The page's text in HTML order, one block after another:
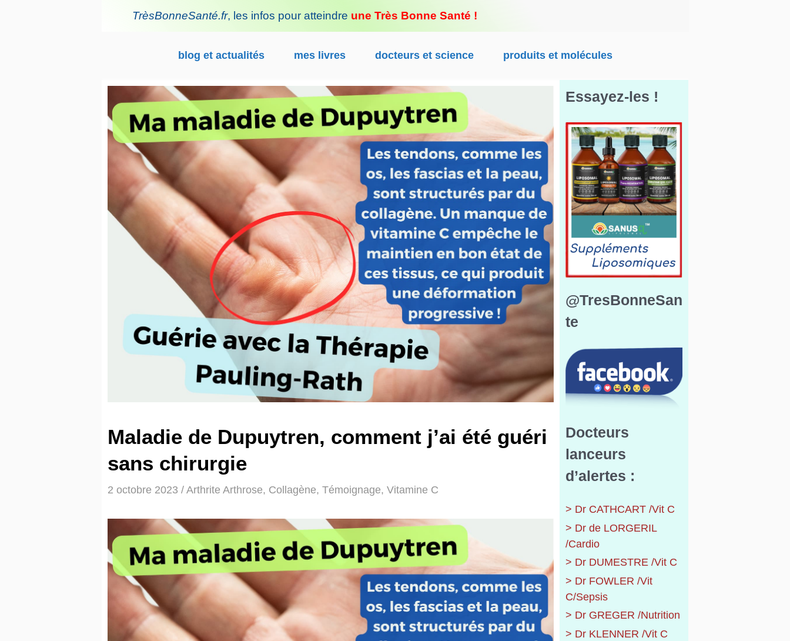
TrèsBonneSanté.fr, les infos pour atteindre une Très Bonne Santé !
blog et actualités mes livres docteurs et science produits et molécules
Maladie de Dupuytren, comment j’ai été guéri
sans chirurgie
2 octobre 2023 / Arthrite Arthrose, Collagène, Témoignage, Vitamine C
Essayez-les !
@TresBonneSan
te
Docteurs
lanceurs
d’alertes :
> Dr CATHCART /Vit C
> Dr de LORGERIL
/Cardio
> Dr DUMESTRE /Vit C
> Dr FOWLER /Vit
C/Sepsis
> Dr GREGER /Nutrition
> Dr KLENNER /Vit C